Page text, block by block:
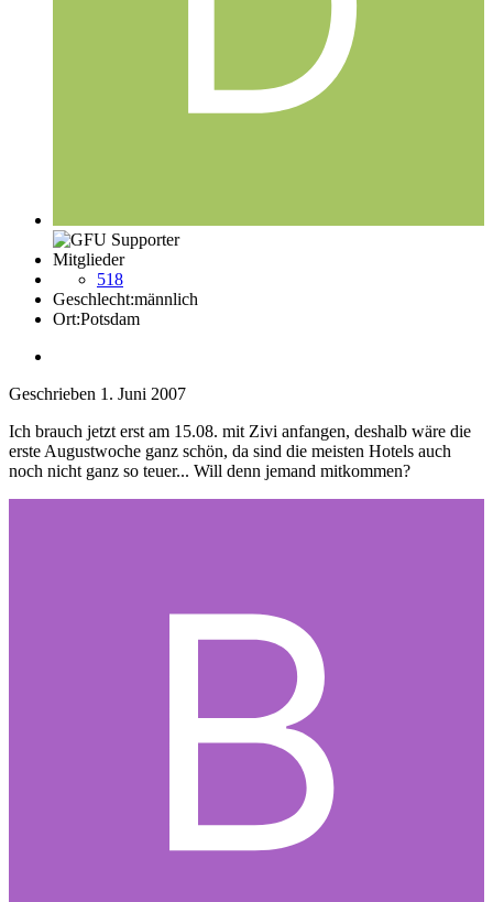
Mitglieder
518
Geschlecht:männlich
Ort:Potsdam
Geschrieben 1. Juni 2007
Ich brauch jetzt erst am 15.08. mit Zivi anfangen, deshalb wäre die
erste Augustwoche ganz schön, da sind die meisten Hotels auch
noch nicht ganz so teuer... Will denn jemand mitkommen?